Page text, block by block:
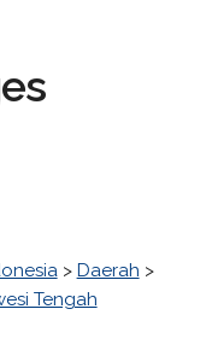
> Daerah >
Tengah